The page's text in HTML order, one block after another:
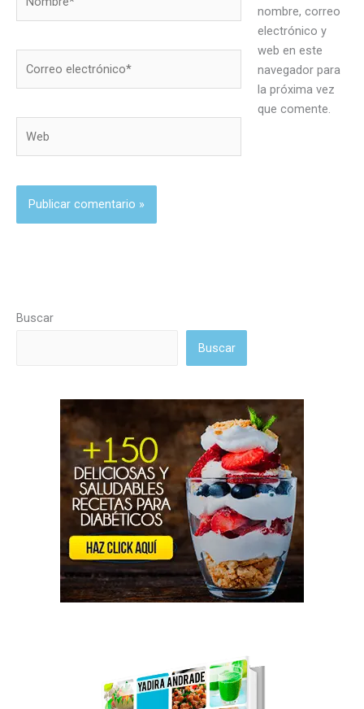
electrónico*
nombre, correo
electrónico y
web en este
navegador para
la próxima vez
que comente.
Buscar
Buscar